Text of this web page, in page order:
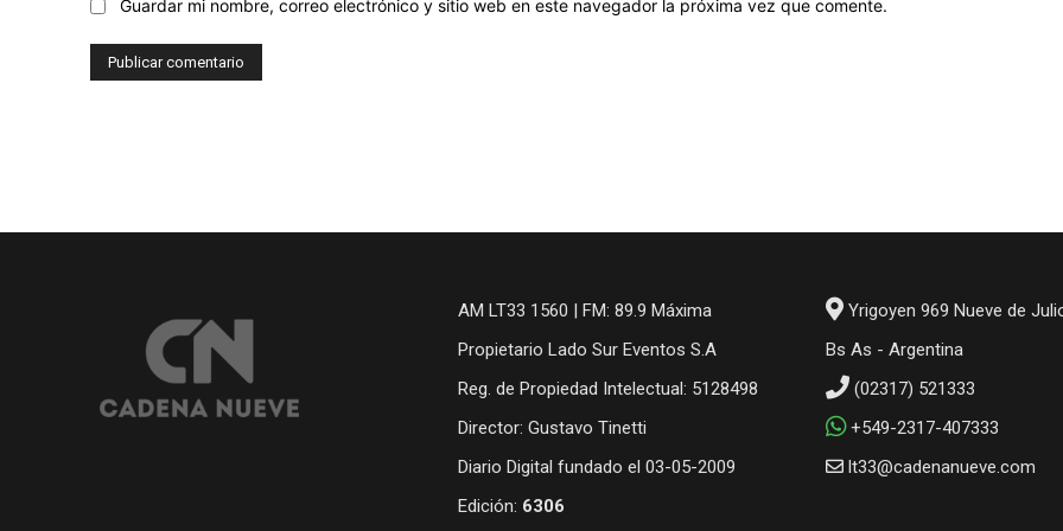
Guardar mi nombre, correo electrónico y sitio web en este navegador la próxima vez que comente.
AM LT33 1560 | FM: 89.9 Máxima
Propietario Lado Sur Eventos S.A
Reg. de Propiedad Intelectual: 5128498
Director: Gustavo Tinetti
Diario Digital fundado el 03-05-2009
Edición: 6306
Yrigoyen 969 Nueve de
Bs As - Argentina
(02317) 521333
+549-2317-407333
lt33@cadenanueve.com